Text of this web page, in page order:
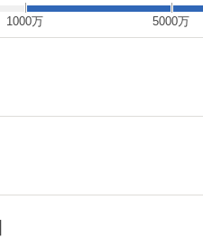
1000万 5000万